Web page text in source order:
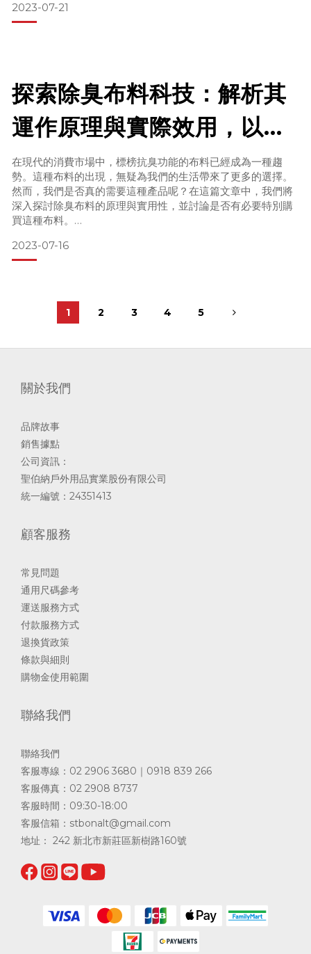
以下是一些可能導致冷氣房中暑（陰暑）的主要原因：
法適應，產生陰暑。
長時間待在冷氣房內：長時間在冷氣房內，尤其是沒有適當活
動或運動的情況下，可能會導致身體寒濕，產生陰暑。
飲食習慣：過多的冷飲和冰品，或者食用過多寒性食物（如西
2023-07-21
探索除臭布料科技：解析其
運作原理與實際效用，以及
是否有必要投資於抗臭特性
的布料？
在現代的消費市場中，標榜抗臭功能的布料已經成為一種趨
勢。這種布料的出現，無疑為我們的生活帶來了更多的選擇。
然而，我們是否真的需要這種產品呢？在這篇文章中，我們將
深入探討除臭布料的原理與實用性，並討論是否有必要特別購
買這種布料。
臭味的產生源自於人體的汗液與皮膚上的細菌相互作用。雖然
會先產生氨氣，然後轉為異戊酸、酪酸等低碳數脂肪酸類的臭
氣，這就是產生體臭或汗臭的真正原因。此外，飲食習慣也與
2023-07-16
1 2 3 4 5
關於我們
品牌故事
銷售據點
公司資訊：
聖伯納戶外用品實業股份有限公司
統一編號：24351413
顧客服務
常見問題
通用尺碼參考
運送服務方式
付款服務方式
退換貨政策
條款與細則
購物金使用範圍
聯絡我們
聯絡我們
客服專線：02 2906 3680｜0918 839 266
客服傳真：02 2908 8737
客服時間：09:30-18:00
客服信箱： stbonalt@gmail.com
地址： 242 新北市新莊區新樹路160號